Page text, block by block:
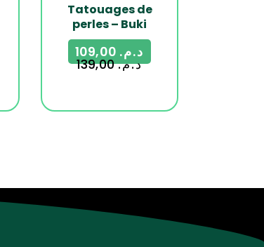
Tatouages de
perles – Buki
د.م.139,00
د.م.